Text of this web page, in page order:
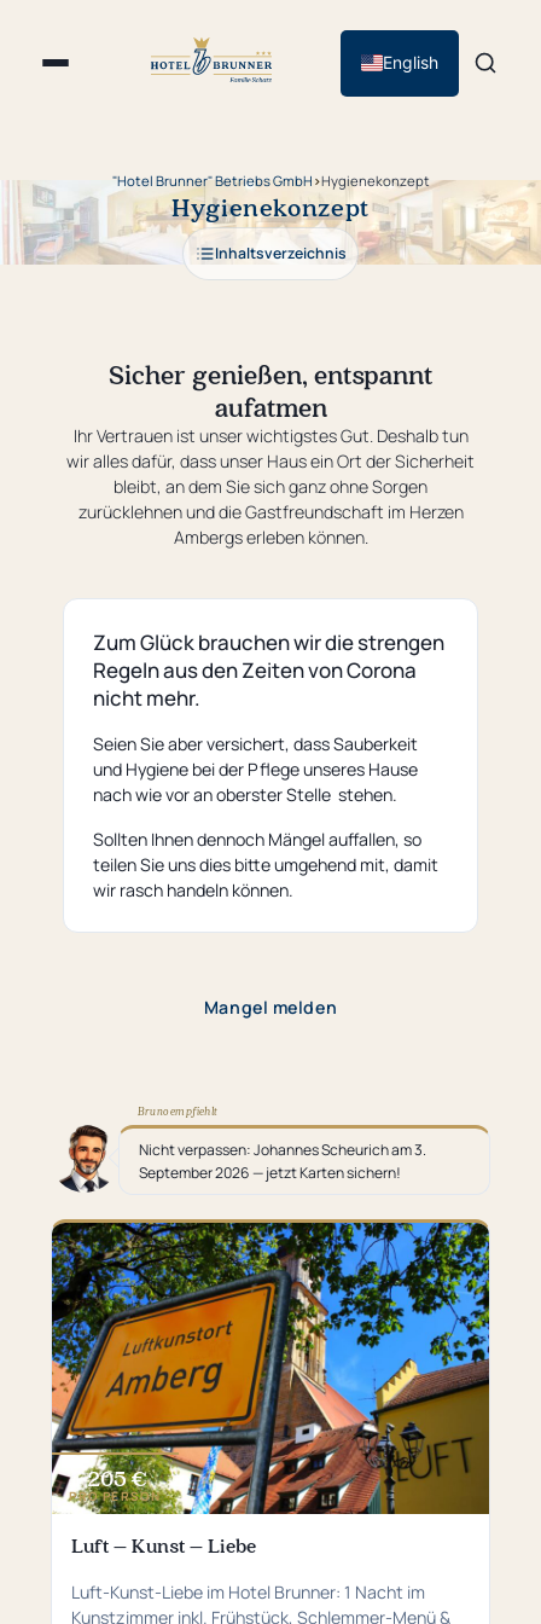
English
"Hotel Brunner" Betriebs GmbH ›Hygienekonzept
Hygienekonzept
Inhaltsverzeichnis
Sicher genießen, entspannt
aufatmen
Ihr Vertrauen ist unser wichtigstes Gut. Deshalb tun
wir alles dafür, dass unser Haus ein Ort der Sicherheit
bleibt, an dem Sie sich ganz ohne Sorgen
zurücklehnen und die Gastfreundschaft im Herzen
Ambergs erleben können.
Zum Glück brauchen wir die strengen
Regeln aus den Zeiten von Corona
nicht mehr.
Seien Sie aber versichert, dass Sauberkeit
und Hygiene bei der Pflege unseres Hause
nach wie vor an oberster Stelle stehen.
Sollten Ihnen dennoch Mängel auffallen, so
teilen Sie uns dies bitte umgehend mit, damit
wir rasch handeln können.
Mangel melden
Bruno empfiehlt
Nicht verpassen: Johannes Scheurich am 3.
September 2026 — jetzt Karten sichern!
ab 205 €
PRO PERSON
Luft – Kunst – Liebe
Luft-Kunst-Liebe im Hotel Brunner: 1 Nacht im
Kunstzimmer inkl. Frühstück, Schlemmer-Menü &